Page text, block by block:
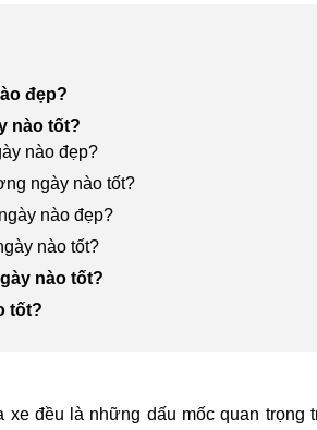
đẹp?
nào tốt?
nào đẹp?
ngày nào tốt?
nào đẹp?
nào tốt?
nào tốt?
tốt?
đều là những dấu mốc quan trọng